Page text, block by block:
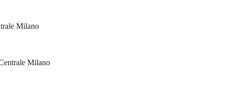
Milano
Milano